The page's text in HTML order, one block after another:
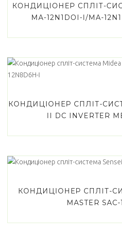
КОНДИЦІОНЕР СПЛІТ-
MA-12N1DOI-I/MA-
КОНДИЦІОНЕР СПЛІТ-
II DC INVERTER
КОНДИЦІОНЕР СПЛІТ-
MASTER SAC-